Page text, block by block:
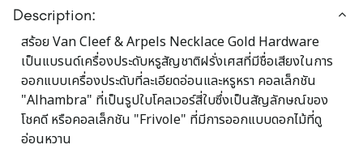
Description:
สร้อย Van Cleef & Arpels Necklace Gold Hardware
เป็นแบรนด์เครื่องประดับหรูสัญชาติฝรั่งเศสที่มีชื่อเสียงในการ
ออกแบบเครื่องประดับที่ละเอียดอ่อนและหรูหรา คอลเล็กชัน
"Alhambra" ที่เป็นรูปใบโคลเวอร์สี่ใบซึ่งเป็นสัญลักษณ์ของ
โชคดี หรือคอลเล็กชัน "Frivole" ที่มีการออกแบบดอกไม้ที่ดู
อ่อนหวาน